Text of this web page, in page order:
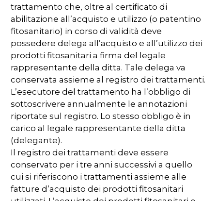
trattamento che, oltre al certificato di
abilitazione all’acquisto e utilizzo (o patentino
fitosanitario) in corso di validità deve
possedere delega all’acquisto e all’utilizzo dei
prodotti fitosanitari a firma del legale
rappresentante della ditta. Tale delega va
conservata assieme al registro dei trattamenti.
L’esecutore del trattamento ha l’obbligo di
sottoscrivere annualmente le annotazioni
riportate sul registro. Lo stesso obbligo è in
carico al legale rappresentante della ditta
(delegante).
Il registro dei trattamenti deve essere
conservato per i tre anni successivi a quello
cui si riferiscono i trattamenti assieme alle
fatture d’acquisto dei prodotti fitosanitari